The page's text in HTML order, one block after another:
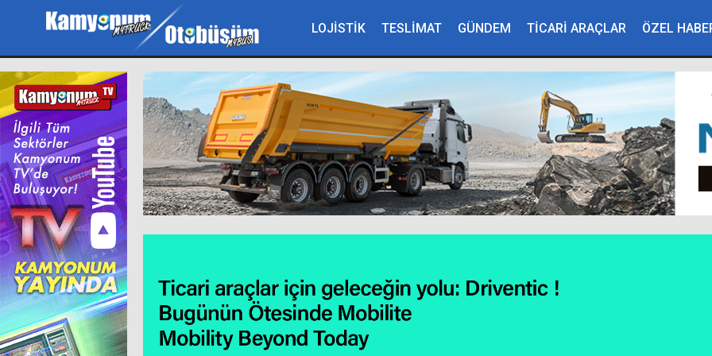
LOJİSTİK TESLİMAT GÜNDEM TİCARİ ARAÇLAR ÖZEL